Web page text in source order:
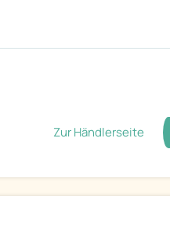
Zur Händlerseite